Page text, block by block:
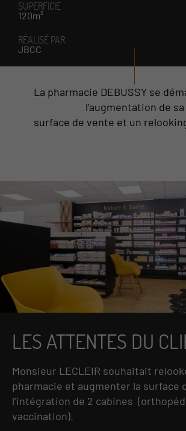
SUPERFICIE
120m²
RÉALISÉ PAR
JBCC
La pharmacie DEBUSSY se
l’augmentation de sa
surface de vente et un
LES ATTENTES DU
Monsieur LECLEIR souhaitait
pharmacie et augmenter la surface
l’intégration de 2 cabines
vaccination).